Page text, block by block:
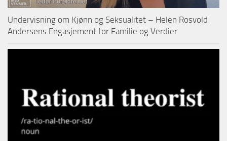
Undervisning om Kjønn og Seksualitet – Helen Rosvold
Andersens Engasjement for Familie og Verdier